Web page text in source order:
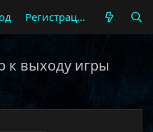
Регистрация
к выходу игры